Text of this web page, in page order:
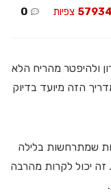
57934 צפיות 0
ולהיפטר מהריח הלא
הזה מיועד בדיוק
שמתרחשות בלילה
יכול לקרות מהרבה